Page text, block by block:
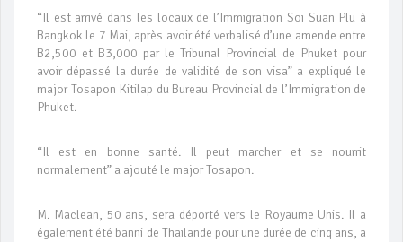
“Il est arrivé dans les locaux de l’Immigration Soi Suan Plu à
Bangkok le 7 Mai, après avoir été verbalisé d’une amende entre
B2,500 et B3,000 par le Tribunal Provincial de Phuket pour
avoir dépassé la durée de validité de son visa” a expliqué le
major Tosapon Kitilap du Bureau Provincial de l’Immigration de
Phuket.
“Il est en bonne santé. Il peut marcher et se nourrit
normalement” a ajouté le major Tosapon.
M. Maclean, 50 ans, sera déporté vers le Royaume Unis. Il a
également été banni de Thaïlande pour une durée de cinq ans, a